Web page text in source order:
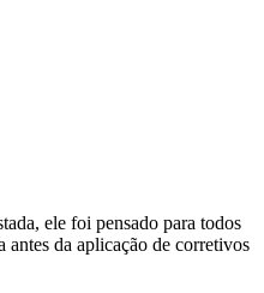
ele foi pensado para todos
antes da aplicação de corretivos